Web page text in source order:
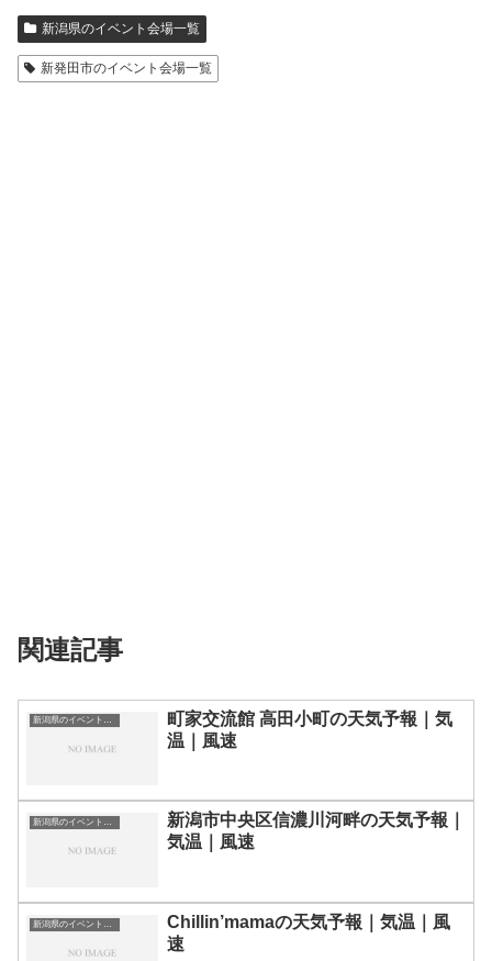
新潟県のイベント会場一覧
新発田市のイベント会場一覧
関連記事
新潟県のイベント会場一覧
町家交流館 高田小町の天気予報｜気
温｜風速
新潟県のイベント会場一覧
新潟市中央区信濃川河畔の天気予報｜
気温｜風速
新潟県のイベント会場一覧
Chillin’mamaの天気予報｜気温｜風
速